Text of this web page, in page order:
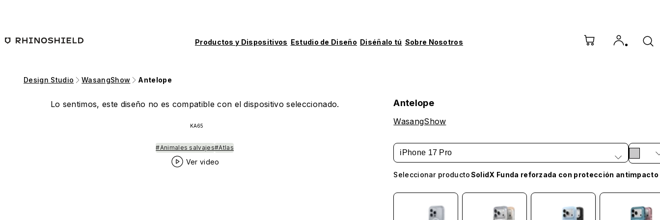
Productos y Dispositivos Estudio de Diseño Diséñalo tú Sobre Nosotros
Design Studio WasangShow Antelope
Lo sentimos, este diseño no es compatible con el dispositivo seleccionado.
KA65
#Animales salvajes#Atlas
Ver video
Antelope
WasangShow
iPhone 17 Pro
Seleccionar productoSolidX Funda reforzada con protección antimpacto